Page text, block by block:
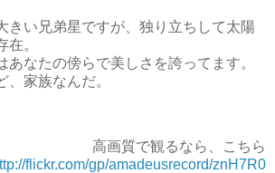
きい兄弟星ですが、独り立ちして太陽
在。
あなたの傍らで美しさを誇ってます。
、家族なんだ。
高画質で観るなら、こちら
flickr.com/gp/amadeusrecord/znH7R0